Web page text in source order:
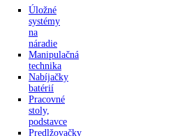
Úložné
systémy
na
náradie
Manipulačná
technika
Nabíjačky
batérií
Pracovné
stoly,
podstavce
Predlžovačky